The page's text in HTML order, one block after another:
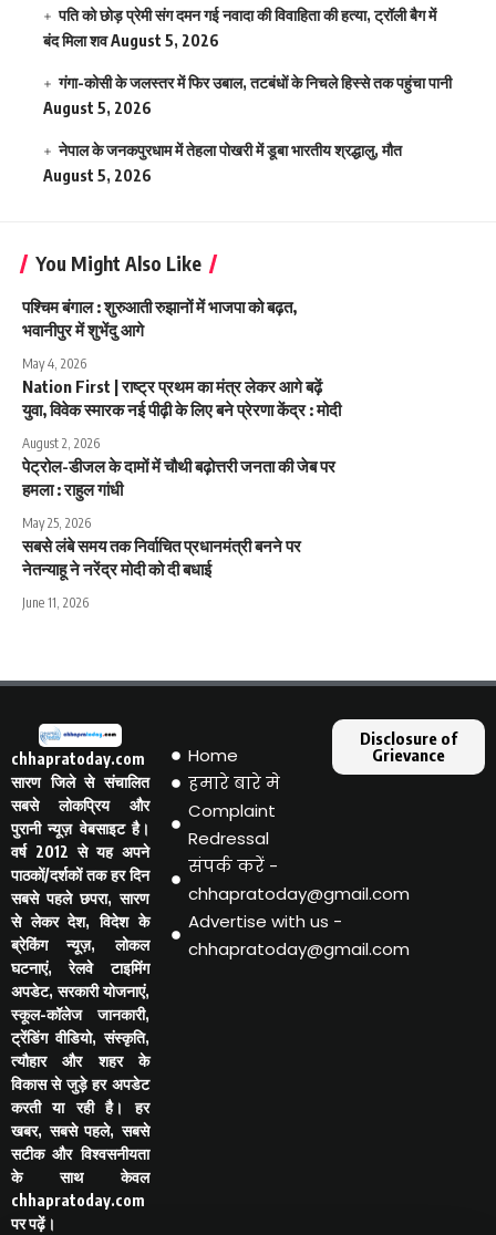
पति को छोड़ प्रेमी संग दमन गई नवादा की विवाहिता की हत्या, ट्रॉली बैग में
बंद मिला शवAugust 5, 2026
गंगा-कोसी के जलस्तर में फिर उबाल, तटबंधों के निचले हिस्से तक पहुंचा पानी
August 5, 2026
नेपाल के जनकपुरधाम में तेहला पोखरी में डूबा भारतीय श्रद्धालु, मौत
August 5, 2026
You Might Also Like
पश्चिम बंगाल : शुरुआती रुझानों में भाजपा को बढ़त,
भवानीपुर में शुभेंदु आगे
May 4, 2026
Nation First | राष्ट्र प्रथम का मंत्र लेकर आगे बढ़ें
युवा, विवेक स्मारक नई पीढ़ी के लिए बने प्रेरणा केंद्र : मोदी
August 2, 2026
पेट्रोल-डीजल के दामों में चौथी बढ़ोत्तरी जनता की जेब पर
हमला : राहुल गांधी
May 25, 2026
सबसे लंबे समय तक निर्वाचित प्रधानमंत्री बनने पर
नेतन्याहू ने नरेंद्र मोदी को दी बधाई
June 11, 2026
chhapratoday.com
सारण जिले से संचालित
सबसे लोकप्रिय और
पुरानी न्यूज़ वेबसाइट है।
वर्ष 2012 से यह अपने
पाठकों/दर्शकों तक हर दिन
सबसे पहले छपरा, सारण
से लेकर देश, विदेश के
ब्रेकिंग न्यूज़, लोकल
घटनाएं, रेलवे टाइमिंग
अपडेट, सरकारी योजनाएं,
स्कूल-कॉलेज जानकारी,
ट्रेंडिंग वीडियो, संस्कृति,
त्यौहार और शहर के
विकास से जुड़े हर अपडेट
करती या रही है। हर
खबर, सबसे पहले, सबसे
सटीक और विश्वसनीयता
के साथ केवल
chhapratoday.com
पर पढ़ें।
Home
हमारे बारे मे
Complaint
Redressal
संपर्क करें -
chhapratoday@gmail.com
Advertise with us -
chhapratoday@gmail.com
Disclosure of
Grievance